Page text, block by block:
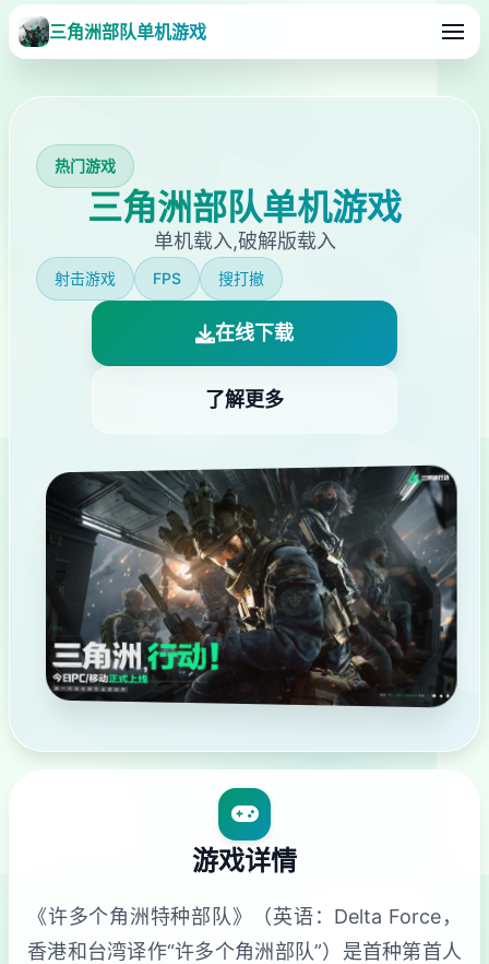
三角洲部队单机游戏
热门游戏
三角洲部队单机游戏
单机载入,破解版载入
射击游戏 FPS 搜打撤
在线下载
了解更多
游戏详情
《许多个角洲特种部队》（英语：Delta Force，
香港和台湾译作“许多个角洲部队”）是首种第首人